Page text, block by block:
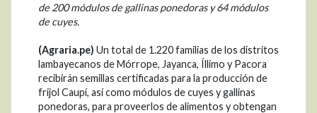
de 200 módulos de gallinas ponedoras y 64 módulos
de cuyes.
(Agraria.pe) Un total de 1.220 familias de los distritos
lambayecanos de Mórrope, Jayanca, Íllimo y Pacora
recibirán semillas certificadas para la producción de
frijol Caupí, así como módulos de cuyes y gallinas
ponedoras, para proveerlos de alimentos y obtengan